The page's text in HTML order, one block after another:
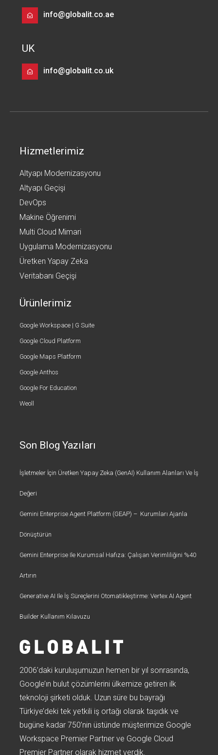
info@globalit.co.ae
UK
info@globalit.co.uk
Hizmetlerimiz
Altyapı Modernizasyonu
Altyapı Geçişi
DevOps
Makine Öğrenimi
Multi Cloud Mimari
Uygulama Modernizasyonu
Üretken Yapay Zeka
Veritabanı Geçişi
Ürünlerimiz
Google Workspace | G Suite
Google Cloud Platform
Google Maps Platform
Google Anthos
Google For Education
Weoll
Son Blog Yazıları
İşletmeler İçin Üretken Yapay Zeka (GenAI) Kullanım Alanları Ve İş
Değeri
Gemini Enterprise Agent Platform (GEAP) – Kurumları Ajanla
Dönüştürün
Gemini Enterprise Ile Kurumsal Hafıza: Çalışan Verimliliğini %40
Artırın
Generative AI Ile İş Süreçlerini Otomatikleştirme: Vertex AI Agent
Builder Kullanım Kılavuzu
2006’daki kuruluşumuzun hemen bir yıl sonrasında,
Google’ın bulut çözümlerini ülkemize getiren ilk
teknoloji şirketi olduk. Uzun süre bu bayrağı
Türkiye’deki tek yetkili iş ortağı olarak taşıdık ve
bugüne kadar 750’nin üstünde müşterimize Google
Workspace Premier Partner ve Google Cloud
Premier Partner olarak hizmet verdik.